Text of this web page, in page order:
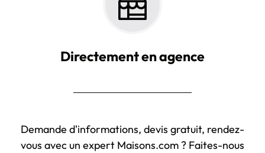
Directement en agence
Demande d'informations, devis gratuit, rendez-
vous avec un expert Maisons.com ? Faites-nous